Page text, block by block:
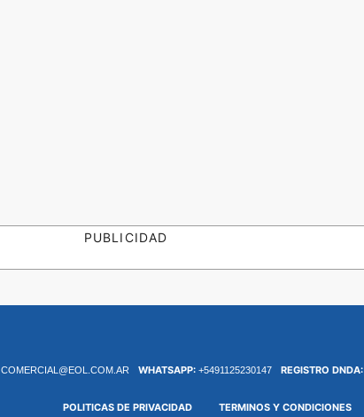
PUBLICIDAD
COMERCIAL@EOL.COM.AR WHATSAPP: +5491125230147 REGISTRO DNDA:
POLITICAS DE PRIVACIDAD TERMINOS Y CONDICIONES